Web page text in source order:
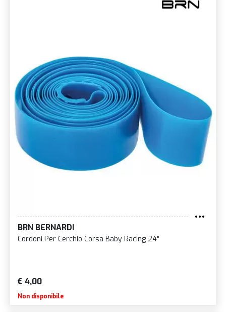
BRN BERNARDI
Cordoni Per Cerchio Corsa Baby Racing 24"
€ 4,00
Non disponibile